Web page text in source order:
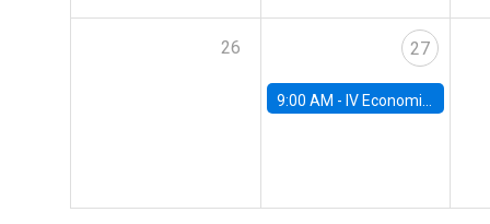
26 27
9:00 AM - IV Economics Alumni Workshop